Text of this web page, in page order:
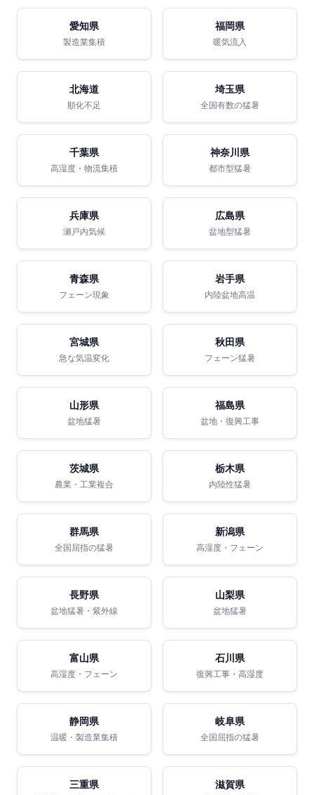
愛知県
製造業集積
福岡県
暖気流入
北海道
順化不足
埼玉県
全国有数の猛暑
千葉県
高湿度・物流集積
神奈川県
都市型猛暑
兵庫県
瀬戸内気候
広島県
盆地型猛暑
青森県
フェーン現象
岩手県
内陸盆地高温
宮城県
急な気温変化
秋田県
フェーン猛暑
山形県
盆地猛暑
福島県
盆地・復興工事
茨城県
農業・工業複合
栃木県
内陸性猛暑
群馬県
全国屈指の猛暑
新潟県
高湿度・フェーン
長野県
盆地猛暑・紫外線
山梨県
盆地猛暑
富山県
高湿度・フェーン
石川県
復興工事・高湿度
静岡県
温暖・製造業集積
岐阜県
全国屈指の猛暑
三重県 滋賀県